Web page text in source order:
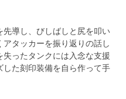
導し、びしばしと尻を叩い
タッカーを振り返りの話し
ったタンクには入念な支援
した刻印装備を自ら作って手